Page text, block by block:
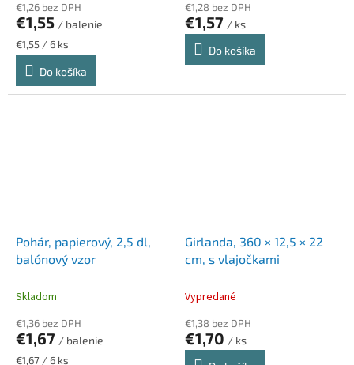
€1,26 bez DPH
€1,55 / balenie
Jednotková
cena:
€1,55 / 6 ks
Do košíka
€1,28 bez DPH
€1,57 / ks
Do košíka
Pohár, papierový, 2,5 dl,
balónový vzor
Skladom
€1,36 bez DPH
€1,67 / balenie
Jednotková
€1,67 / 6 ks
Girlanda, 360 × 12,5 × 22
cm, s vlajočkami
Vypredané
€1,38 bez DPH
€1,70 / ks